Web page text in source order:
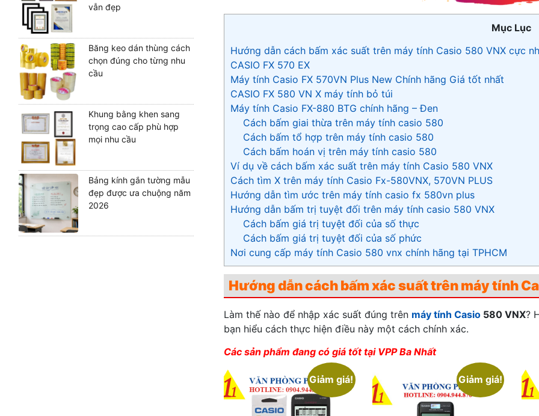
vẫn đẹp
Băng keo dán thùng cách
chọn đúng cho từng nhu
cầu
Khung bằng khen sang
trọng cao cấp phù hợp
mọi nhu cầu
Bảng kính gắn tường mẫu
đẹp được ưa chuộng năm
2026
Mục Lục
Hướng dẫn cách bấm xác suất trên máy tính Casio 580 VNX cực
CASIO FX 570 EX
Máy tính Casio FX 570VN Plus New Chính hãng Giá tốt nhất
CASIO FX 580 VN X máy tính bỏ túi
Máy tính Casio FX-880 BTG chính hãng – Đen
Cách bấm giai thừa trên máy tính casio 580
Cách bấm tổ hợp trên máy tính casio 580
Cách bấm hoán vị trên máy tính casio 580
Ví dụ về cách bấm xác suất trên máy tính Casio 580 VNX
Cách tìm X trên máy tính Casio Fx-580VNX, 570VN PLUS
Hướng dẫn tìm ước trên máy tính casio fx 580vn plus
Hướng dẫn bấm trị tuyệt đối trên máy tính casio 580 VNX
Cách bấm giá trị tuyệt đối của số thực
Cách bấm giá trị tuyệt đối của số phức
Nơi cung cấp máy tính Casio 580 vnx chính hãng tại TPHCM
Hướng dẫn cách bấm xác suất trên máy tính
Làm thế nào để nhập xác suất đúng trên máy tính Casio580 VNX?
bạn hiểu cách thực hiện điều này một cách chính xác.
Các sản phẩm đang có giá tốt tại VPP Ba Nhất
Giảm giá! Giảm giá!